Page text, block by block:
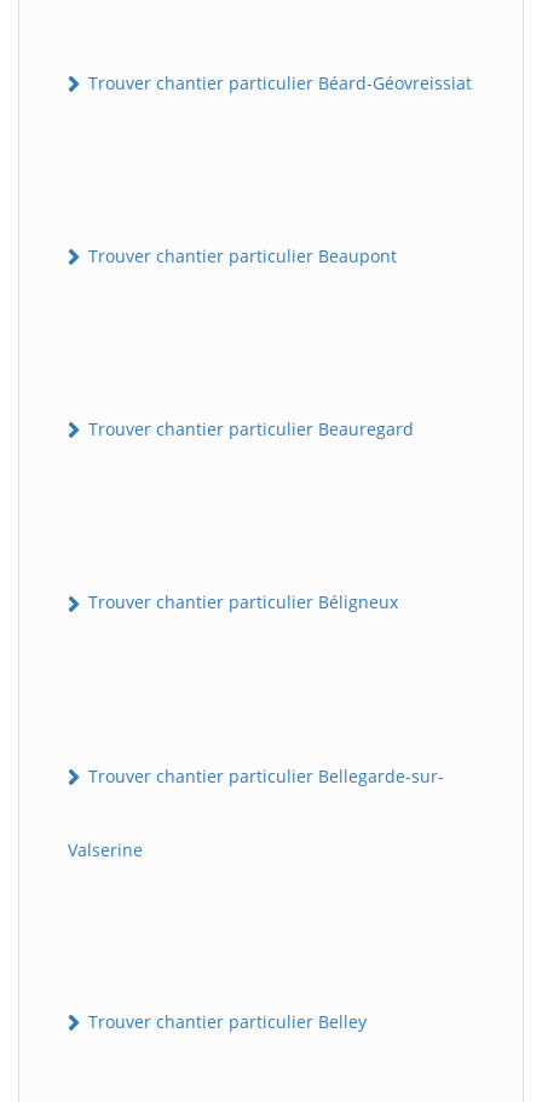
Trouver chantier particulier Béard-Géovreissiat
Trouver chantier particulier Beaupont
Trouver chantier particulier Beauregard
Trouver chantier particulier Béligneux
Trouver chantier particulier Bellegarde-sur-
Valserine
Trouver chantier particulier Belley